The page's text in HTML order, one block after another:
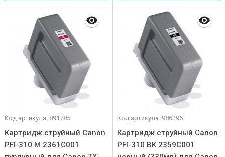
Код артикула: 891785
Картридж струйный Canon
PFI-310 M 2361C001
Код артикула: 986296
Картридж струйный Canon
PFI-310 BK 2359C001